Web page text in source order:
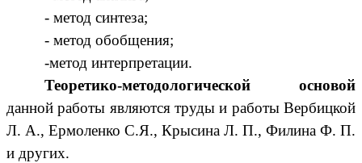
- метод синтеза;
- метод обобщения;
-метод интерпретации.
Теоретико-методологической основой
данной работы являются труды и работы Вербицкой
Л. А., Ермоленко С.Я., Крысина Л. П., Филина Ф. П.
и других.